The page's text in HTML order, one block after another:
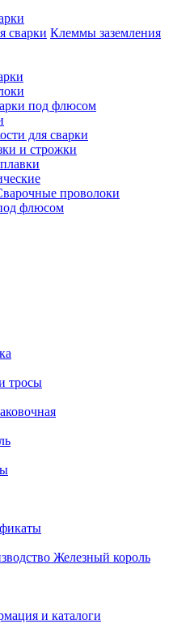
сварки Клеммы заземления
под флюсом
для сварки
и строжки
проволоки
флюсом
тросы
Железный король
и каталоги